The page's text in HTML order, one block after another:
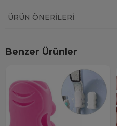
ÜRÜN ÖNERILERI
Benzer Ürünler